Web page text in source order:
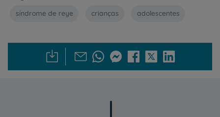
síndrome de reye crianças adolescentes